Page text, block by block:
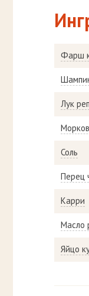
Фарш
Лук
Соль
Перец
Карри
Масло
Яйцо